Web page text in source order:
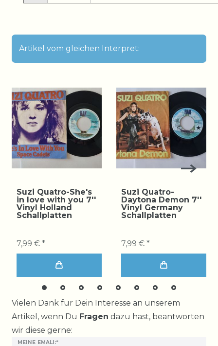
Artikel vom gleichen Interpret:
Suzi Quatro-She's
in love with you 7''
Vinyl Holland
Schallplatten
7,99 € *
Suzi Quatro-
Daytona Demon 7''
Vinyl Germany
Schallplatten
7,99 € *
Vielen Dank für Dein Interesse an unserem
Artikel, wenn Du Fragen dazu hast, beantworten
wir diese gerne:
MEINE EMALI:*
Ceres::Template.mailFormHoneypotLabel